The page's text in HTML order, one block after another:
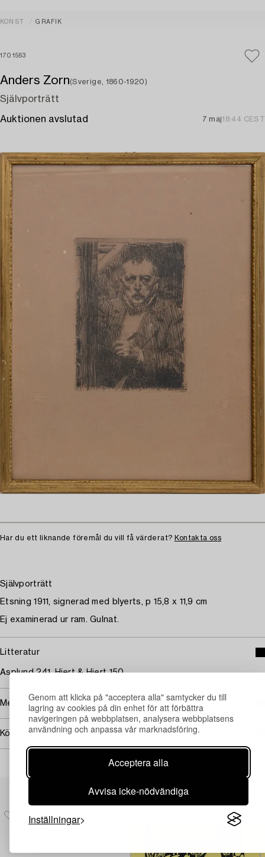
Genom att klicka på "acceptera alla" samtycker du till
lagring av cookies på din enhet för att förbättra
navigeringen på webbplatsen, analysera webbplatsens
användning och anpassa vår marknadsföring.
Acceptera alla
Avvisa icke-nödvändiga
Inställningar
KONST GRAFIK
1701563
Anders Zorn(Sverige, 1860-1920)
Självporträtt
Auktionen avslutad 7 maj18:44 CEST
Har du ett liknande föremål du vill få värderat? Kontakta oss
Självporträtt
Etsning 1911, signerad med blyerts, p 15,8 x 11,9 cm
Ej examinerad ur ram. Gulnat.
Litteratur
Asplund 241, Hjert & Hjert 150.
Mer om Anders Zorn
Köpinformation
Andra har även tittat på